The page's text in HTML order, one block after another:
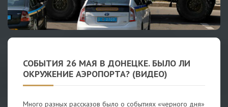
СОБЫТИЯ 26 МАЯ В ДОНЕЦКЕ. БЫЛО ЛИ
ОКРУЖЕНИЕ АЭРОПОРТА? (ВИДЕО)
Много разных рассказов было о событиях «черного дня»